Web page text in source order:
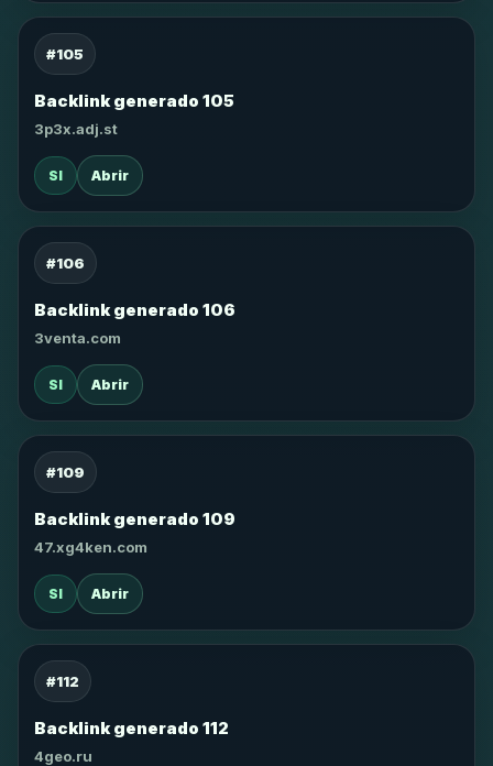
#105
Backlink generado 105
3p3x.adj.st
SI Abrir
#106
Backlink generado 106
3venta.com
SI Abrir
#109
Backlink generado 109
47.xg4ken.com
SI Abrir
#112
Backlink generado 112
4geo.ru